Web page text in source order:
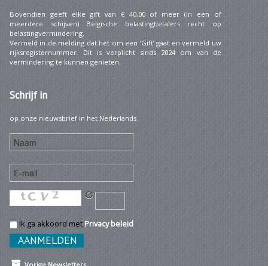
Bovendien geeft elke gift van € 40,00 of meer (in een of
meerdere schijven) Belgische belastingbetalers recht op
belastingvermindering.
Vermeld in de melding dat het om een ‘Gift’ gaat en vermeld uw
rijksregisternummer. Dit is verplicht sinds 2024 om van de
vermindering te kunnen genieten.
Schrijfin
op onze nieuwsbrief in het Nederlands
Ik ga akkoord metPrivacy beleid